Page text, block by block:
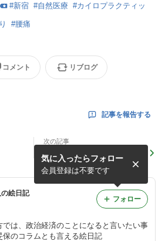
#新宿 #自然医療 #カイロプラクティッ
#腰痛
コメント リブログ
記事を報告する
次の記事
Dr.中島の特別講演のお知ら
せ
絵日記
では、政治経済のことになると言いたい事
のコラムとも言える絵日記
気に入ったらフォロー
会員登録は不要です
フォロー